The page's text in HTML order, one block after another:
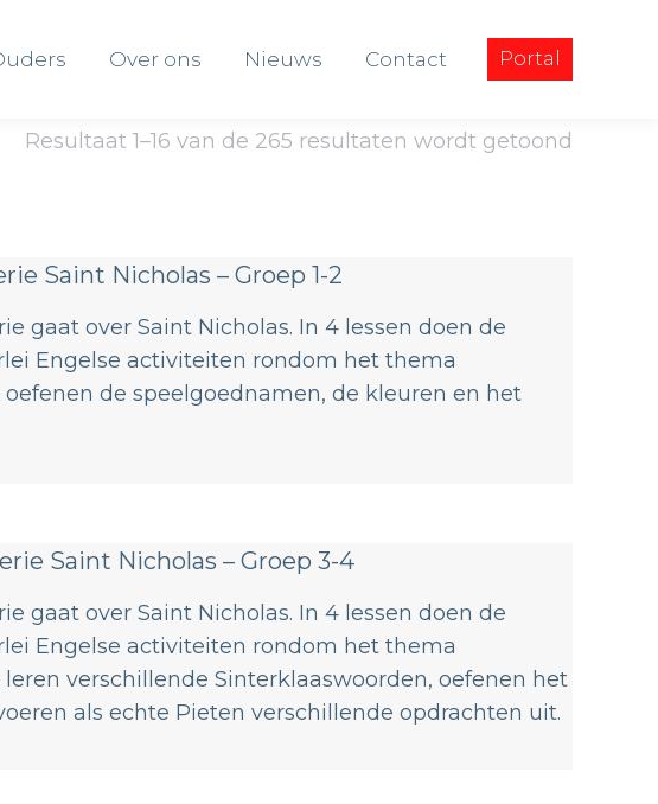
Over ons Nieuws Contact Portal
Resultaat 1–16 van de 265 resultaten wordt getoond
Saint Nicholas – Groep 1-2
gaat over Saint Nicholas. In 4 lessen doen de
Engelse activiteiten rondom het thema
oefenen de speelgoednamen, de kleuren en het
Saint Nicholas – Groep 3-4
gaat over Saint Nicholas. In 4 lessen doen de
Engelse activiteiten rondom het thema
leren verschillende Sinterklaaswoorden, oefenen het
als echte Pieten verschillende opdrachten uit.
Over ons Nieuws Contact Portal